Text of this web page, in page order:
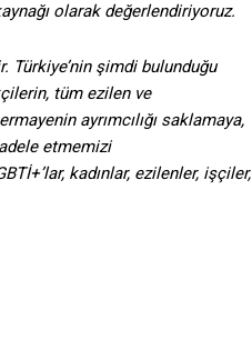
olarak değerlendiriyoruz.
Türkiye’nin şimdi bulunduğu
tüm ezilen ve
ayrımcılığı saklamaya,
etmemizi
kadınlar, ezilenler, işçiler,